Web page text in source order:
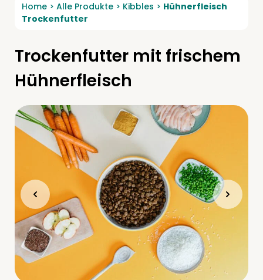
Home > Alle Produkte > Kibbles > Hühnerfleisch
Trockenfutter
Trockenfutter mit frischem
Hühnerfleisch